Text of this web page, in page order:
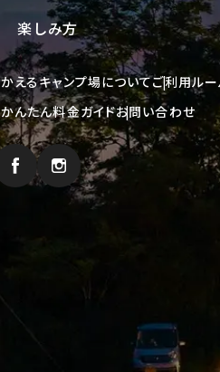
楽しみ方
かえるキャンプ場についてご利用ル
かんたん料金ガイドお問い合わせ